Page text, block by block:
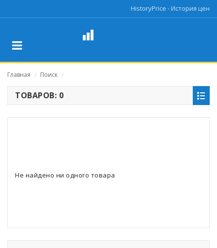
HistoryPrice - История цен
Главная / Поиск /
ТОВАРОВ: 0
Не найдено ни одного товара